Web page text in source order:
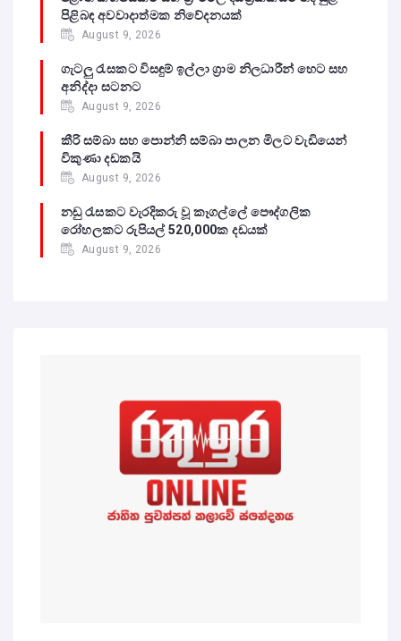
පිළිබඳ අවවාදාත්මක නිවේදනයක්
August 9, 2026
ගැටලු රැසකට විසඳුම් ඉල්ලා ග්‍රාම නිලධාරීන් හෙට සහ
අනිද්දා සටනට
August 9, 2026
කීරි සම්බා සහ පොන්නි සම්බා පාලන මිලට වැඩියෙන්
විකුණා දඩකයි
August 9, 2026
නඩු රැසකට වැරදිකරු වූ කෑගල්ලේ පෞද්ගලික
රෝහලකට රුපියල් 520,000ක දඩයක්
August 9, 2026